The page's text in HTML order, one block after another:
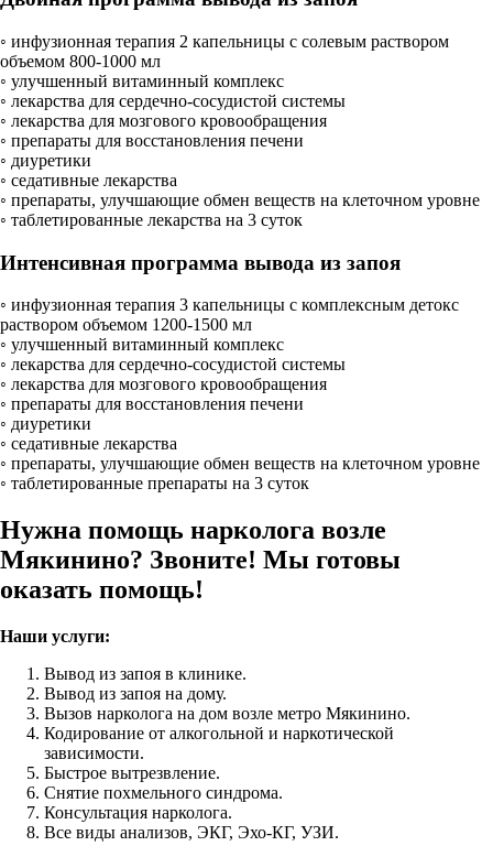
◦ инфузионная терапия 2 капельницы с солевым раствором
объемом 800-1000 мл
◦ улучшенный витаминный комплекс
◦ лекарства для сердечно-сосудистой системы
◦ лекарства для мозгового кровообращения
◦ препараты для восстановления печени
◦ диуретики
◦ седативные лекарства
◦ препараты, улучшающие обмен веществ на клеточном уровне
◦ таблетированные лекарства на 3 суток
Интенсивная программа вывода из запоя
◦ инфузионная терапия 3 капельницы с комплексным детокс
раствором объемом 1200-1500 мл
◦ улучшенный витаминный комплекс
◦ лекарства для сердечно-сосудистой системы
◦ лекарства для мозгового кровообращения
◦ препараты для восстановления печени
◦ диуретики
◦ седативные лекарства
◦ препараты, улучшающие обмен веществ на клеточном уровне
◦ таблетированные препараты на 3 суток
Нужна помощь нарколога возле
Мякинино? Звоните! Мы готовы
оказать помощь!
Наши услуги:
Вывод из запоя в клинике.
Вывод из запоя на дому.
Вызов нарколога на дом возле метро Мякинино.
Кодирование от алкогольной и наркотической
зависимости.
Быстрое вытрезвление.
Снятие похмельного синдрома.
Консультация нарколога.
Все виды анализов, ЭКГ, Эхо-КГ, УЗИ.